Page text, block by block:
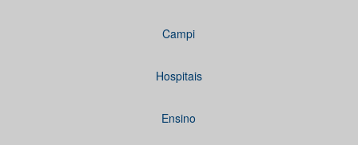
Campi
Hospitais
Ensino